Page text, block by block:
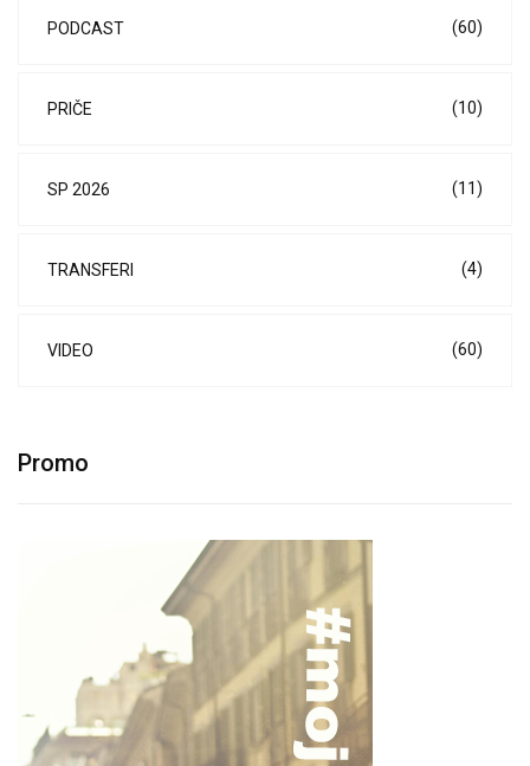
PODCAST (60)
PRIČE (10)
SP 2026 (11)
TRANSFERI (4)
VIDEO (60)
Promo